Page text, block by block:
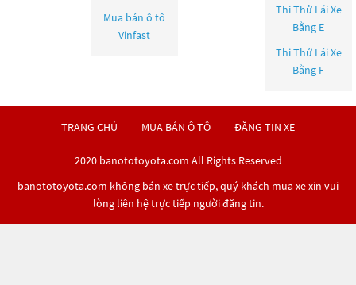
Mua bán ô tô
Vinfast
Thi Thử Lái Xe
Bằng E
Thi Thử Lái Xe
Bằng F
TRANG CHỦ MUA BÁN Ô TÔ ĐĂNG TIN XE
2020 banototoyota.com All Rights Reserved
banototoyota.com không bán xe trực tiếp, quý khách mua xe xin vui
lòng liên hệ trực tiếp người đăng tin.